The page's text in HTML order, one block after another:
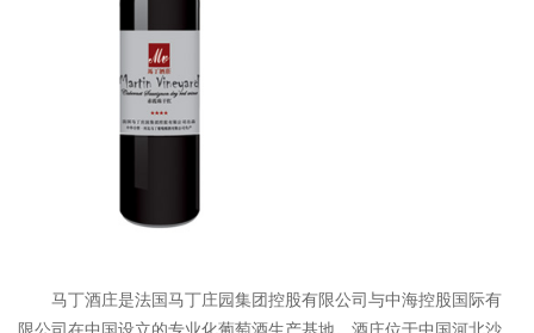
马丁酒庄是法国马丁庄园集团控股有限公司与中海控股国际有
限公司在中国设立的专业化葡萄酒生产基地。酒庄位于中国河北沙